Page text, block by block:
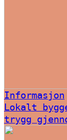
Informasjon
Lokalt
trygg